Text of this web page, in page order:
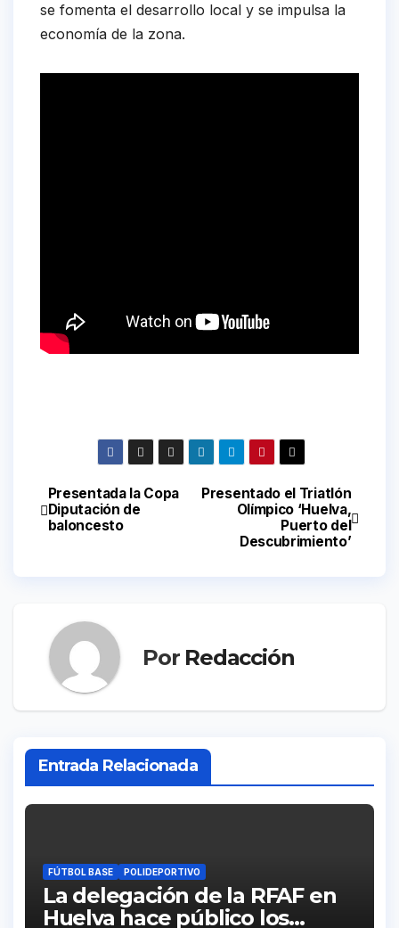
se fomenta el desarrollo local y se impulsa la
economía de la zona.
Navegación
de
Presentado el Triatlón
Olímpico ‘Huelva,
Puerto del
Descubrimiento’
Presentada la Copa
Diputación de
baloncesto
Por Redacción
Entrada Relacionada
FÚTBOL BASE POLIDEPORTIVO
La delegación de la RFAF en
Huelva hace público los